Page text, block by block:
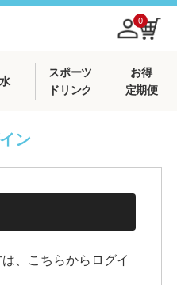
0
スポーツ
ドリンク
お得
定期便
ン
、こちらからログイ